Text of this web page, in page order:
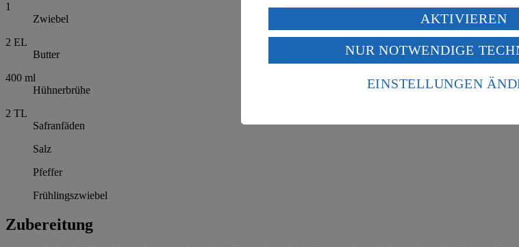
1
Zwiebel
2 EL
Butter
400 ml
Hühnerbrühe
2 TL
Safranfäden
Salz
Pfeffer
Frühlingszwiebel
Zubereitung
Verarbeitung deiner personenbezogenen Daten in den USA
Wenn du auf „Aktivieren“ klickst, willigst du im Sinne des
ein, dass deine Daten in den USA verarbeitet werden. Der
einem nach europäischen Standards nicht angemessenen
Risiko eines Zugriffs durch US-amerikanische Behörden.
AKTIVIEREN
NUR NOTWENDIGE
EINSTELLUNGEN